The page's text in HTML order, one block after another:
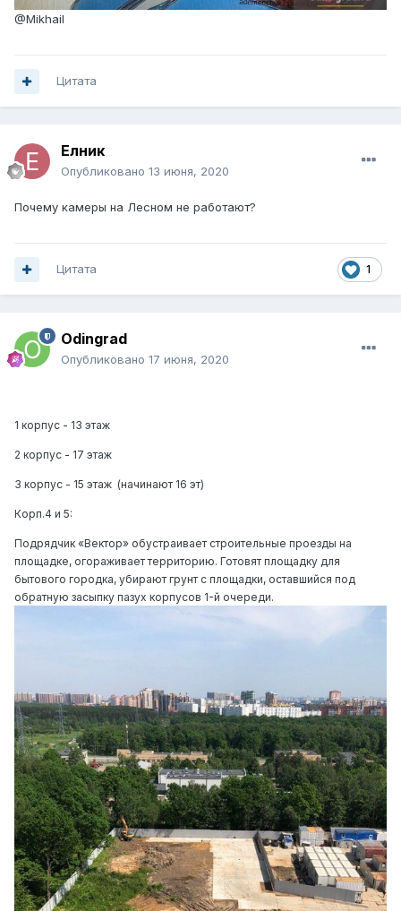
@Mikhail
Цитата
Елник
Опубликовано 13 июня, 2020
Почему камеры на Лесном не работают?
1
Цитата
Odingrad
Опубликовано 17 июня, 2020
1 корпус - 13 этаж
2 корпус - 17 этаж
3 корпус - 15 этаж (начинают 16 эт)
Корп.4 и 5:
Подрядчик «Вектор» обустраивает строительные проезды на
площадке, огораживает территорию. Готовят площадку для
бытового городка, убирают грунт с площадки, оставшийся под
обратную засыпку пазух корпусов 1-й очереди.